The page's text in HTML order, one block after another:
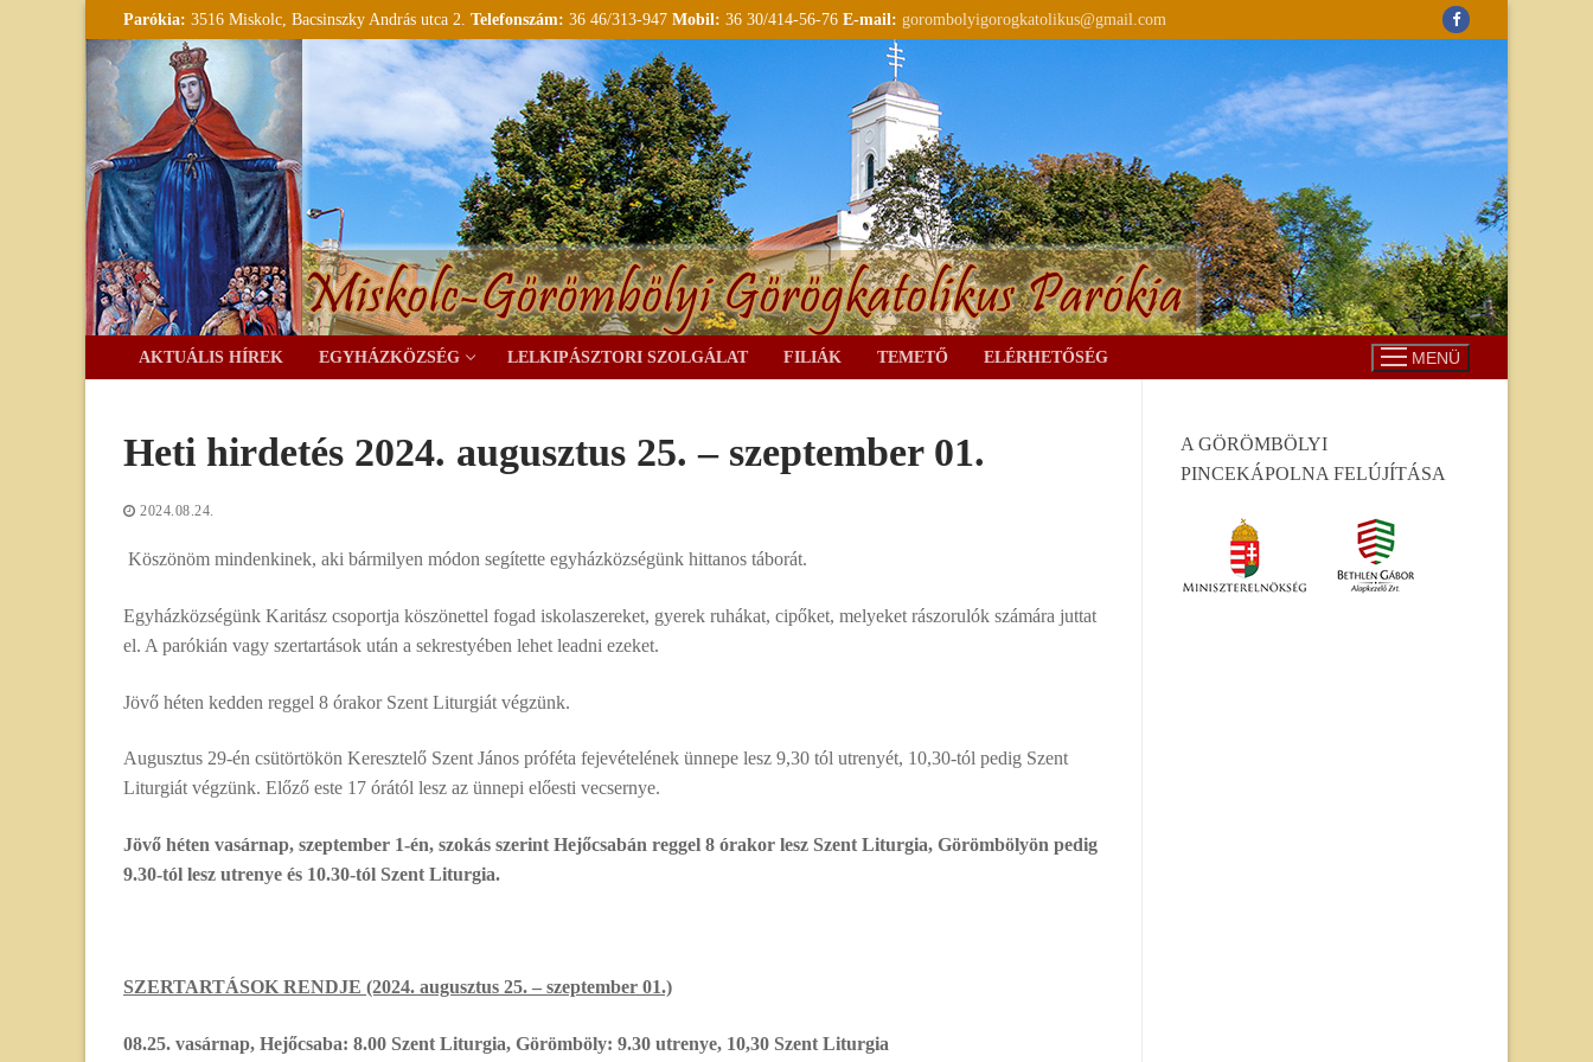
Ugrás
a
tartalomra
Parókia: 3516 Miskolc, Bacsinszky András utca 2. Telefonszám: 36 46/313-947 Mobil: 36 30/414-56-76 E-mail: gorombolyigorogkatolikus@gmail.com
AKTUÁLIS HÍREK EGYHÁZKÖZSÉG LELKIPÁSZTORI SZOLGÁLAT FILIÁK TEMETŐ ELÉRHETŐSÉG MENÜ
Heti hirdetés 2024. augusztus 25. – szeptember 01.
2024.08.24.
Köszönöm mindenkinek, aki bármilyen módon segítette egyházközségünk hittanos táborát.
Egyházközségünk Karitász csoportja köszönettel fogad iskolaszereket, gyerek ruhákat, cipőket, melyeket rászorulók számára juttat
el. A parókián vagy szertartások után a sekrestyében lehet leadni ezeket.
Jövő héten kedden reggel 8 órakor Szent Liturgiát végzünk.
Augusztus 29-én csütörtökön Keresztelő Szent János próféta fejevételének ünnepe lesz 9,30 tól utrenyét, 10,30-tól pedig Szent
Liturgiát végzünk. Előző este 17 órától lesz az ünnepi előesti vecsernye.
Jövő héten vasárnap, szeptember 1-én, szokás szerint Hejőcsabán reggel 8 órakor lesz Szent Liturgia, Görömbölyön pedig
9.30-tól lesz utrenye és 10.30-tól Szent Liturgia.
SZERTARTÁSOK RENDJE (2024. augusztus 25. – szeptember 01.)
08.25. vasárnap, Hejőcsaba: 8.00 Szent Liturgia, Görömböly: 9.30 utrenye, 10,30 Szent Liturgia
A GÖRÖMBÖLYI
PINCEKÁPOLNA FELÚJÍTÁSA